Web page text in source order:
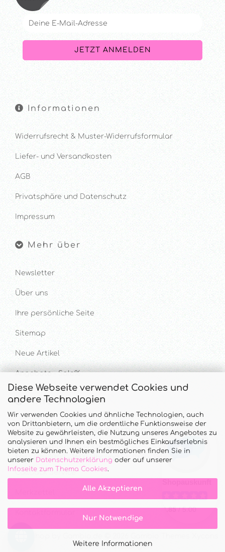
Diese Webseite verwendet Cookies und
andere Technologien
Wir verwenden Cookies und ähnliche Technologien, auch
von Drittanbietern, um die ordentliche Funktionsweise der
Website zu gewährleisten, die Nutzung unseres Angebotes zu
analysieren und Ihnen ein bestmögliches Einkaufserlebnis
bieten zu können. Weitere Informationen finden Sie in
unserer Datenschutzerklärung oder auf unserer
Infoseite zum Thema Cookies.
Alle Akzeptieren
Nur Notwendige
Weitere Informationen
Informationen
Widerrufsrecht & Muster-Widerrufsformular
Liefer- und Versandkosten
AGB
Privatsphäre und Datenschutz
Impressum
Mehr über
Newsletter
Über uns
Ihre persönliche Seite
Sitemap
Neue Artikel
Angebote - Sale%
Hilfe & Kontakt
UNTERSTÜTZUNG UND BERATUNG UNTER
Tel. & WhatsApp: 034328 340688
Mo - Do.: 10:00 - 16:00 Uhr und Fr.: 9:00 - 13:00 Uhr
Callback Service
Cookie Einstellungen